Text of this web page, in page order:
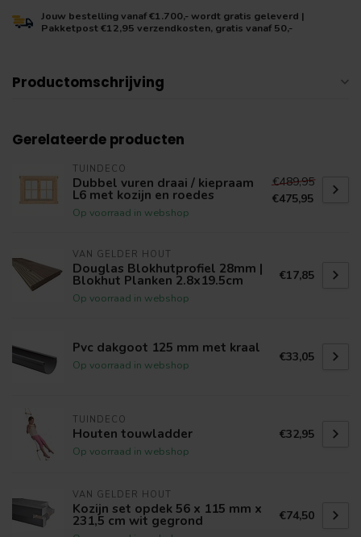
Jouw bestelling vanaf €1.700,- wordt gratis geleverd |
Pakketpost €12,95 verzendkosten, gratis vanaf 50,-
Productomschrijving
Gerelateerde producten
TUINDECO
Dubbel vuren draai / kiepraam
L6 met kozijn en roedes
Op voorraad in webshop
€489,95
€475,95
VAN GELDER HOUT
Douglas Blokhutprofiel 28mm |
Blokhut Planken 2.8x19.5cm
Op voorraad in webshop
€17,85
Pvc dakgoot 125 mm met kraal
Op voorraad in webshop
€33,05
TUINDECO
Houten touwladder
Op voorraad in webshop
€32,95
VAN GELDER HOUT
Kozijn set opdek 56 x 115 mm x
231,5 cm wit gegrond €74,50